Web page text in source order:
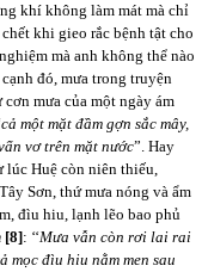
khí không làm mát mà chỉ
khi gieo rắc bệnh tật cho
mà anh không thể nào
đó, mưa trong truyện
mưa của một ngày ám
cả một mặt đầm gợn sắc mây,
vơ trên mặt nước”. Hay
lúc Huệ còn niên thiếu,
Sơn, thứ mưa nóng và ẩm
đìu hiu, lạnh lẽo bao phủ
[8]: ‘‘Mưa vẫn còn rơi lai rai
mọc đìu hiu nằm men sau